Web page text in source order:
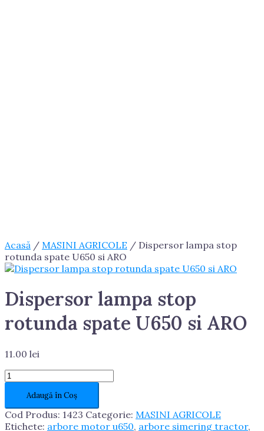
Acasă / MASINI AGRICOLE / Dispersor lampa stop
rotunda spate U650 si ARO
Dispersor lampa stop
rotunda spate U650 si ARO
11.00 lei
Cantitate
Dispersor
lampa
stop
rotunda
Adaugă în Coș
Cod Produs: 1423 Categorie: MASINI AGRICOLE
Etichete: arbore motor u650, arbore simering tractor,